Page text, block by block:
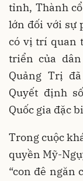
tỉnh, Thành
lớn đối với sự
có vị trí quan
triển của
Quảng Trị
Quyết định
Quốc gia đặc
Trong cuộc
quyền Mỹ-
“con đê ngăn